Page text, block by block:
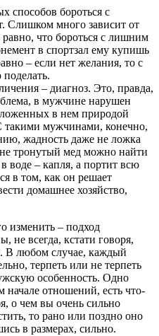
способов бороться с
Слишком много зависит от
что бороться с лишним
в спортзал ему купишь
– если нет желания, то с
– диагноз. Это, правда,
в мужчине нарушен
в нем природой
такими мужчинами, конечно,
жадность даже не ложка
не тронутый мед можно найти
воде – капля, а портит всю
в том, как он решает
домашнее хозяйство,
изменить – подход
не всегда, кстати говоря,
В любом случае, каждый
терпеть или не терпеть
особенность. Одно
начале отношений, есть что-
о чем вы очень сильно
то рано или поздно оно
в размерах, сильно.